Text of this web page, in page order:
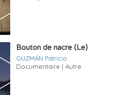
Bouton de nacre (Le)
GUZMÁN Patricio
Documentaire | Autre